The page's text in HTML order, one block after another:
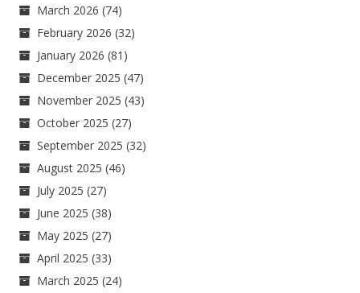
March 2026 (74)
February 2026 (32)
January 2026 (81)
December 2025 (47)
November 2025 (43)
October 2025 (27)
September 2025 (32)
August 2025 (46)
July 2025 (27)
June 2025 (38)
May 2025 (27)
April 2025 (33)
March 2025 (24)